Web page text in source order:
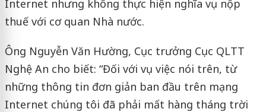
Internet nhưng không thực hiện nghĩa vụ nộp
thuế với cơ quan Nhà nước.
Ông Nguyễn Văn Hường, Cục trưởng Cục QLTT
Nghệ An cho biết: “Đối với vụ việc nói trên, từ
những thông tin đơn giản ban đầu trên mạng
Internet chúng tôi đã phải mất hàng tháng trời